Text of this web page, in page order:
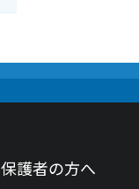
保護者の方へ